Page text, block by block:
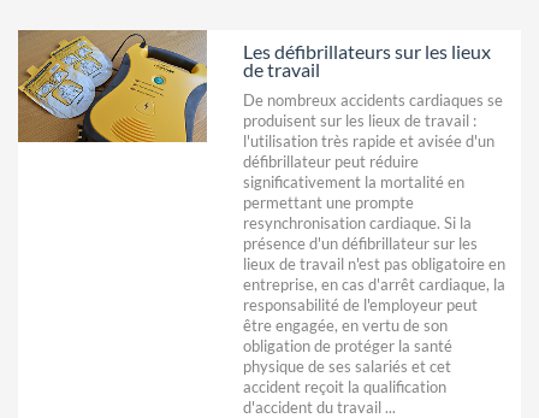
Les défibrillateurs sur les lieux
de travail
De nombreux accidents cardiaques se
produisent sur les lieux de travail :
l'utilisation très rapide et avisée d'un
défibrillateur peut réduire
significativement la mortalité en
permettant une prompte
resynchronisation cardiaque. Si la
présence d'un défibrillateur sur les
lieux de travail n'est pas obligatoire en
entreprise, en cas d'arrêt cardiaque, la
responsabilité de l'employeur peut
être engagée, en vertu de son
obligation de protéger la santé
physique de ses salariés et cet
accident reçoit la qualification
d'accident du travail ...